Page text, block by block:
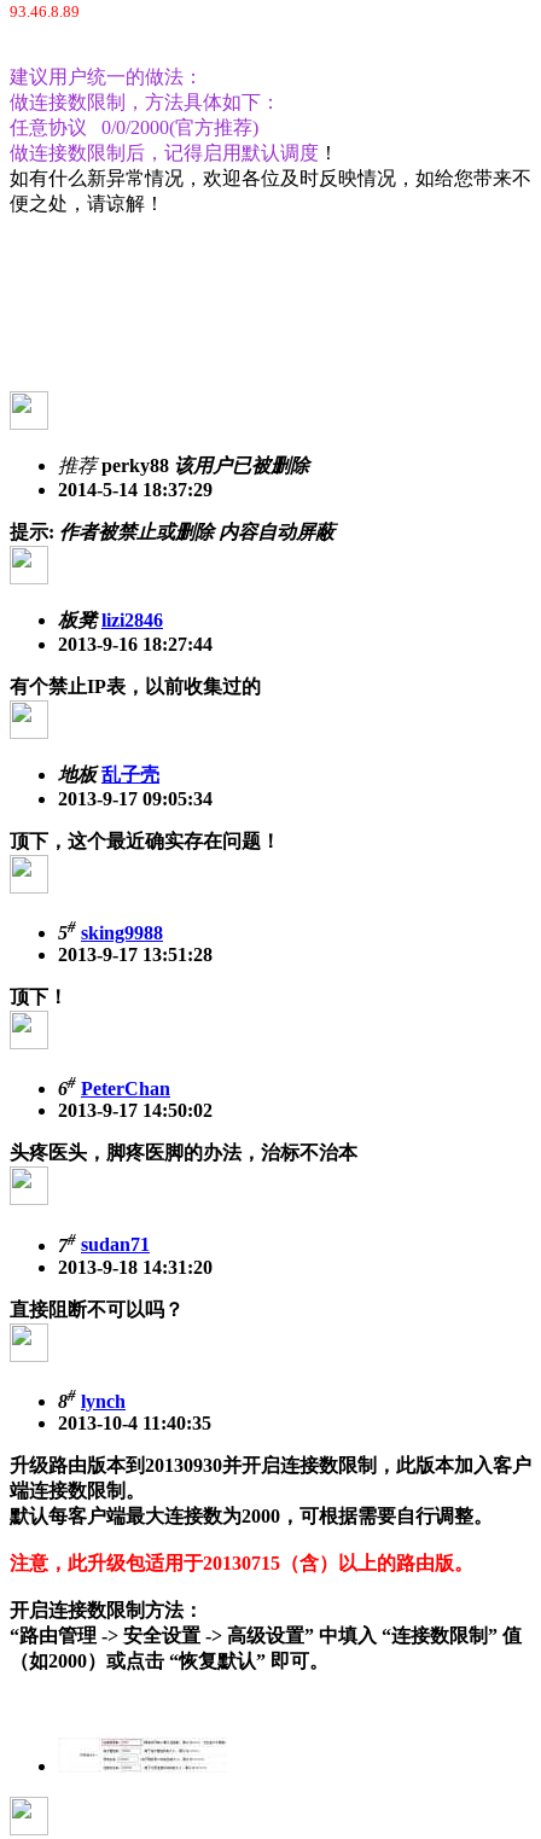
93.46.8.89
建议用户统一的做法：
做连接数限制，方法具体如下：
任意协议 0/0/2000(官方推荐)
做连接数限制后，记得启用默认调度 ！
如有什么新异常情况，欢迎各位及时反映情况，如给您带来不
便之处，请谅解！
推荐perky88 该用户已被删除
2014-5-14 18:37:29
提示: 作者被禁止或删除 内容自动屏蔽
板凳 lizi2846
2013-9-16 18:27:44
有个禁止IP表，以前收集过的
地板 乱子壳
2013-9-17 09:05:34
顶下，这个最近确实存在问题！
5# sking9988
2013-9-17 13:51:28
顶下！
6# PeterChan
2013-9-17 14:50:02
头疼医头，脚疼医脚的办法，治标不治本
7# sudan71
2013-9-18 14:31:20
直接阻断不可以吗？
8# lynch
2013-10-4 11:40:35
升级路由版本到20130930并开启连接数限制，此版本加入客户
端连接数限制。
默认每客户端最大连接数为2000，可根据需要自行调整。
注意，此升级包适用于20130715（含）以上的路由版。
开启连接数限制方法：
“路由管理 -> 安全设置 -> 高级设置” 中填入 “连接数限制” 值
（如2000）或点击 “恢复默认” 即可。